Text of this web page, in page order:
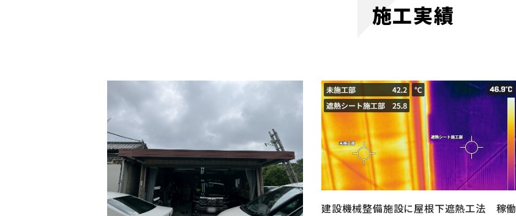
施工実績
建設機械整備施設に屋根下遮熱工法 稼働